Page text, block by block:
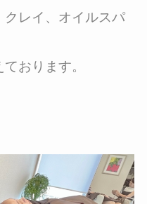
クレイ、オイルスパ
おります。